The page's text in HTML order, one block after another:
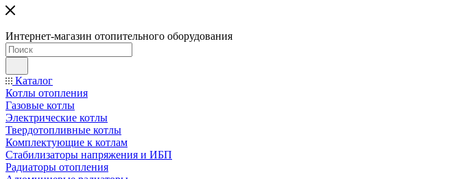
Интернет-магазин отопительного оборудования
Каталог
Котлы отопления
Газовые котлы
Электрические котлы
Твердотопливные котлы
Комплектующие к котлам
Стабилизаторы напряжения и ИБП
Радиаторы отопления